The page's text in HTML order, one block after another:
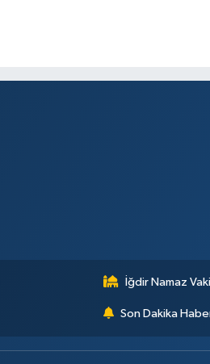
İğdir Namaz
Son Dakika